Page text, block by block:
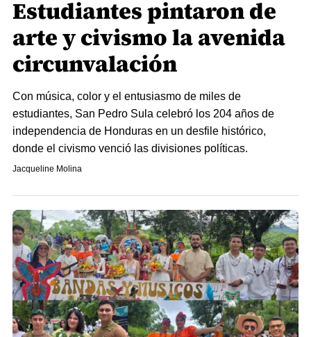
Estudiantes pintaron de
arte y civismo la avenida
circunvalación
Con música, color y el entusiasmo de miles de
estudiantes, San Pedro Sula celebró los 204 años de
independencia de Honduras en un desfile histórico,
donde el civismo venció las divisiones políticas.
Jacqueline Molina